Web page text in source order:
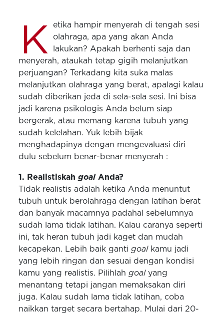
K
etika hampir menyerah di tengah sesi
olahraga, apa yang akan Anda
lakukan? Apakah berhenti saja dan
menyerah, ataukah tetap gigih melanjutkan
perjuangan? Terkadang kita suka malas
melanjutkan olahraga yang berat, apalagi kalau
sudah diberikan jeda di sela-sela sesi. Ini bisa
jadi karena psikologis Anda belum siap
bergerak, atau memang karena tubuh yang
sudah kelelahan. Yuk lebih bijak
menghadapinya dengan mengevaluasi diri
dulu sebelum benar-benar menyerah :
1. Realistiskahgoal Anda?
Tidak realistis adalah ketika Anda menuntut
tubuh untuk berolahraga dengan latihan berat
dan banyak macamnya padahal sebelumnya
sudah lama tidak latihan. Kalau caranya seperti
ini, tak heran tubuh jadi kaget dan mudah
kecapekan. Lebih baik ganti goal kamu jadi
yang lebih ringan dan sesuai dengan kondisi
kamu yang realistis. Pilihlah goalyang
menantang tetapi jangan memaksakan diri
juga. Kalau sudah lama tidak latihan, coba
naikkan target secara bertahap. Mulai dari 20-